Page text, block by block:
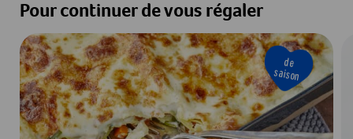
Pour continuer de vous régaler
de
saison